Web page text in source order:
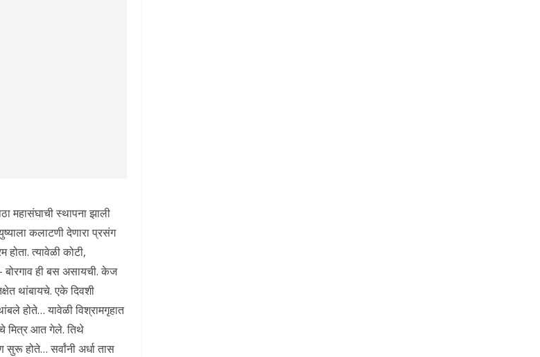
महासंघाची स्थापना झाली
कलाटणी देणारा प्रसंग
त्यावेळी कोटी,
बोरगाव ही बस असायची. केज
थांबायचे. एके दिवशी
होते… यावेळी विश्रामगृहात
मित्र आत गेले. तिथे
सुरू होते… सर्वांनी अर्धा तास